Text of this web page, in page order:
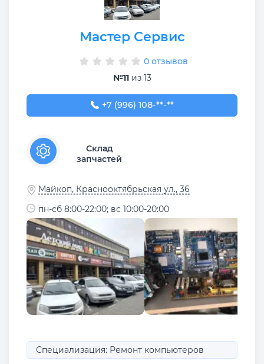
Мастер Сервис
0 отзывов
№11из 13
+7 (996) 108-29-22
+7 (996) 108-**-**
Склад
запчастей
Майкоп, Краснооктябрьская ул., 36
пн-сб 8:00-22:00; вс 10:00-20:00
Специализация: Ремонт компьютеров